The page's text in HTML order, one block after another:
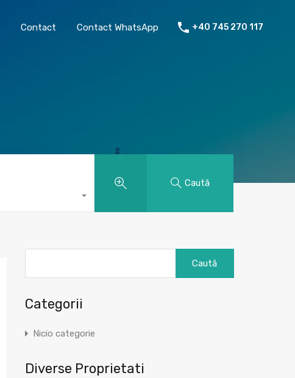
De Închiriat Despre mine Contact Contact WhatsApp
Contact Contact WhatsApp +40 745 270 117
Caută
după:
Categorii
Nicio categorie
Diverse Proprietati